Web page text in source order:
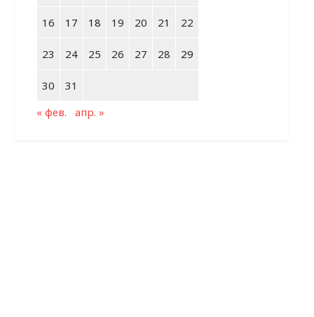
16 17 18 19 20 21 22
23 24 25 26 27 28 29
30
31
« фев.
апр. »